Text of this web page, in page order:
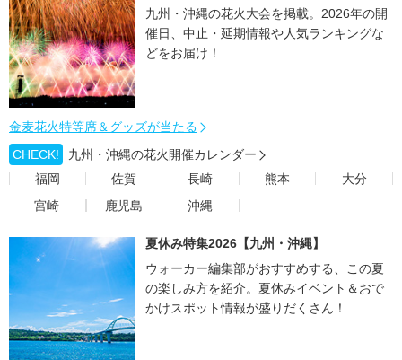
九州・沖縄の花火大会を掲載。2026年の開
催日、中止・延期情報や人気ランキングな
どをお届け！
金麦花火特等席＆グッズが当たる
CHECK!
九州・沖縄の花火開催カレンダー
福岡
佐賀 長崎 熊本
大分
宮崎
鹿児島 沖縄
夏休み特集2026【九州・沖縄】
ウォーカー編集部がおすすめする、この夏
の楽しみ方を紹介。夏休みイベント＆おで
かけスポット情報が盛りだくさん！